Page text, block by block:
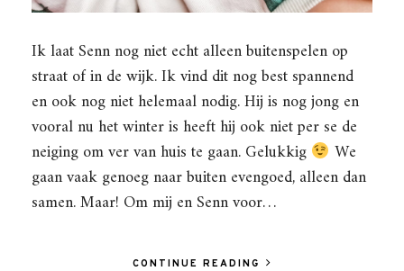
Ik laat Senn nog niet echt alleen buitenspelen op
straat of in de wijk. Ik vind dit nog best spannend
en ook nog niet helemaal nodig. Hij is nog jong en
vooral nu het winter is heeft hij ook niet per se de
neiging om ver van huis te gaan. Gelukkig
We
gaan vaak genoeg naar buiten evengoed, alleen dan
samen. Maar! Om mij en Senn voor…
CONTINUE READING